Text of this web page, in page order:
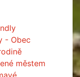
- Obec
městem